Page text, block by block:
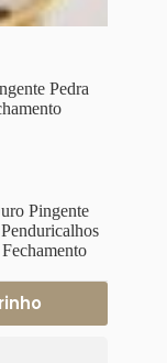
Pedra
Pingente